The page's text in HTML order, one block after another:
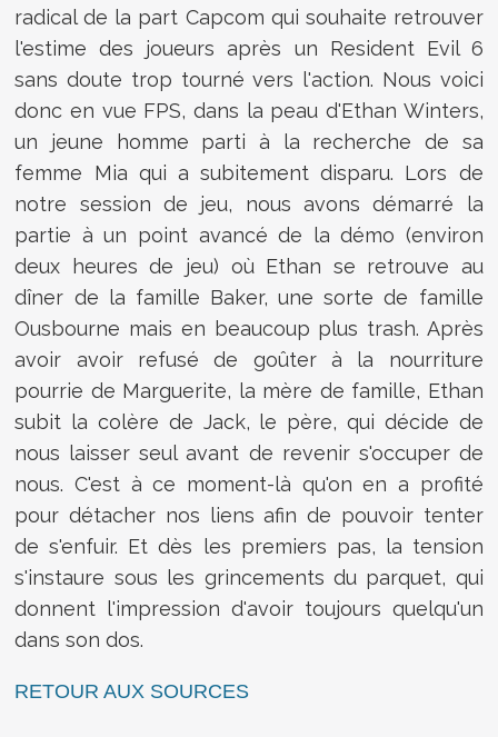
radical de la part Capcom qui souhaite retrouver
l'estime des joueurs après un Resident Evil 6
sans doute trop tourné vers l'action. Nous voici
donc en vue FPS, dans la peau d'Ethan Winters,
un jeune homme parti à la recherche de sa
femme Mia qui a subitement disparu. Lors de
notre session de jeu, nous avons démarré la
partie à un point avancé de la démo (environ
deux heures de jeu) où Ethan se retrouve au
dîner de la famille Baker, une sorte de famille
Ousbourne mais en beaucoup plus trash. Après
avoir avoir refusé de goûter à la nourriture
pourrie de Marguerite, la mère de famille, Ethan
subit la colère de Jack, le père, qui décide de
nous laisser seul avant de revenir s'occuper de
nous. C'est à ce moment-là qu'on en a profité
pour détacher nos liens afin de pouvoir tenter
de s'enfuir. Et dès les premiers pas, la tension
s'instaure sous les grincements du parquet, qui
donnent l'impression d'avoir toujours quelqu'un
dans son dos.
RETOUR AUX SOURCES